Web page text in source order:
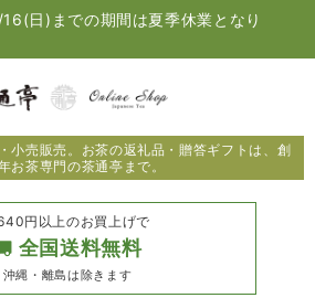
日)までの期間は夏季休業となり
小売販売。お茶の返礼品・贈答ギフトは、創
お茶専門の茶通亭まで。
円以上のお買上げで
全国送料無料
沖縄・離島は除きます